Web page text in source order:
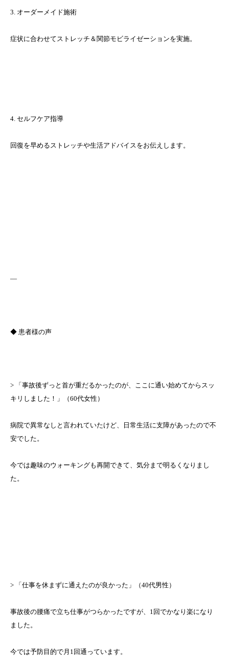
3. オーダーメイド施術
症状に合わせてストレッチ＆関節モビライゼーションを実施。
4. セルフケア指導
回復を早めるストレッチや生活アドバイスをお伝えします。
—
◆ 患者様の声
> 「事故後ずっと首が重だるかったのが、ここに通い始めてからスッ
キリしました！」（60代女性）
病院で異常なしと言われていたけど、日常生活に支障があったので不
安でした。
今では趣味のウォーキングも再開できて、気分まで明るくなりまし
た。
> 「仕事を休まずに通えたのが良かった」（40代男性）
事故後の腰痛で立ち仕事がつらかったですが、1回でかなり楽になり
ました。
今では予防目的で月1回通っています。